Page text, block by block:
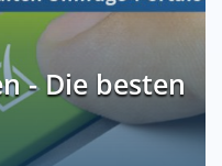
- Die besten